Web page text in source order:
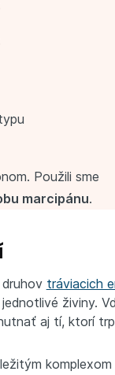
Použili sme
marcipánu.
tráviacich
živiny.
aj tí, ktorí
komplexom